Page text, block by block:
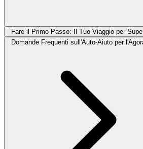
Fare il Primo Passo: Il Tuo Viaggio per
Domande Frequenti sull'Auto-Aiuto per